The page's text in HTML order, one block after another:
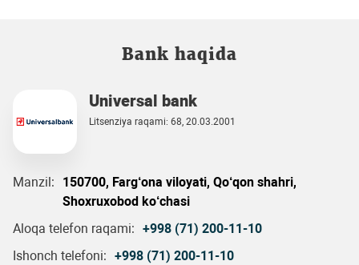
Bank haqida
Universal bank
Litsenziya raqami: 68, 20.03.2001
Manzil:
150700, Farg‘ona viloyati, Qo‘qon shahri,
Shoxruxobod ko‘chasi
Aloqa telefon raqami: +998 (71) 200-11-10
Ishonch telefoni: +998 (71) 200-11-10